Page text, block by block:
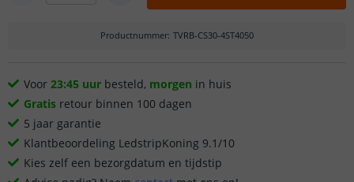
Productnummer: TVRB-CS30-4ST4050
Voor 23:45 uur besteld, morgen in huis
Gratis retour binnen 100 dagen
5 jaar garantie
Klantbeoordeling LedstripKoning 9.1/10
Kies zelf een bezorgdatum en tijdstip